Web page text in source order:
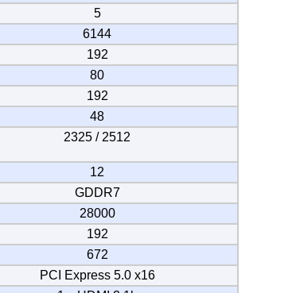
5
6144
192
80
192
48
2325 / 2512
12
GDDR7
28000
192
672
PCI Express 5.0 x16